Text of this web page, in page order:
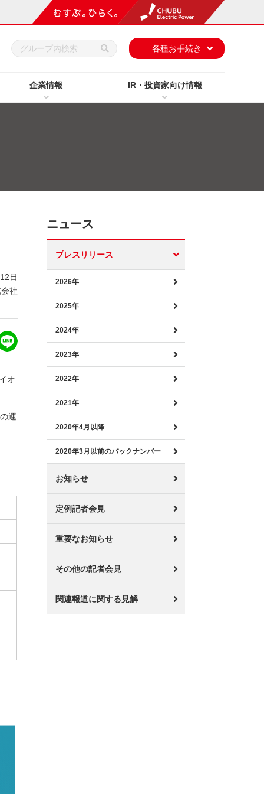
企業情報 IR・投資家向け情報
各種お手続き
日
社
オ
運
ニュース
プレスリリース
2026年
2025年
2024年
2023年
2022年
2021年
2020年4月以降
2020年3月以前のバックナンバー
お知らせ
定例記者会見
重要なお知らせ
その他の記者会見
関連報道に関する見解